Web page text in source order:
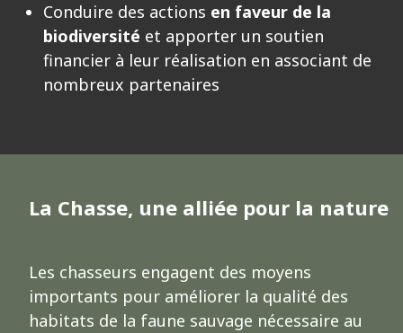
Conduire des actions en faveur de la
biodiversité et apporter un soutien
financier à leur réalisation en associant de
nombreux partenaires
La Chasse, une alliée pour la nature
Les chasseurs engagent des moyens
importants pour améliorer la qualité des
habitats de la faune sauvage nécessaire au